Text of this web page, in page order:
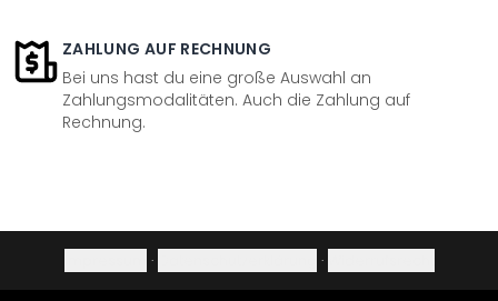
ZAHLUNG AUF RECHNUNG
Bei uns hast du eine große Auswahl an
Zahlungsmodalitäten. Auch die Zahlung auf
Rechnung.
· ·